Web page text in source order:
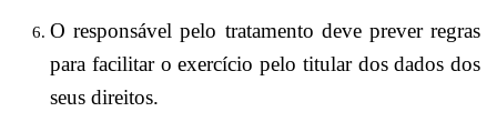
O responsável pelo tratamento deve prever regras
para facilitar o exercício pelo titular dos dados dos
seus direitos.